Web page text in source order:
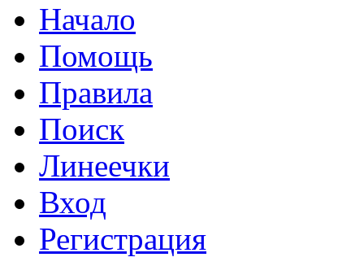
Начало
Помощь
Правила
Поиск
Линеечки
Вход
Регистрация